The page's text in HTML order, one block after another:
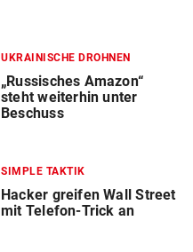
UKRAINISCHE DROHNEN
„Russisches Amazon“
steht weiterhin unter
Beschuss
SIMPLE TAKTIK
Hacker greifen Wall Street
mit Telefon-Trick an